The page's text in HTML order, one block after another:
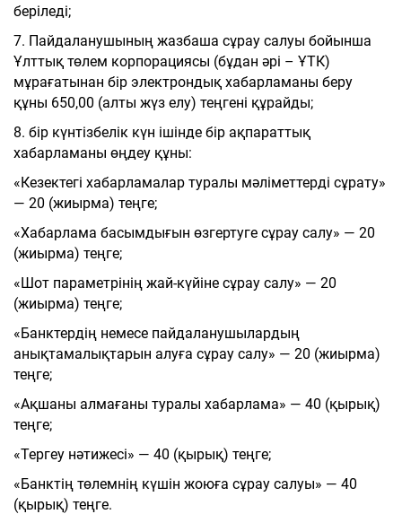
беріледі;
7. Пайдаланушының жазбаша сұрау салуы бойынша
Ұлттық төлем корпорациясы (бұдан әрі – ҰТК)
мұрағатынан бір электрондық хабарламаны беру
құны 650,00 (алты жүз елу) теңгені құрайды;
8. бір күнтізбелік күн ішінде бір ақпараттық
хабарламаны өңдеу құны:
«Кезектегі хабарламалар туралы мәліметтерді сұрату»
— 20 (жиырма) теңге;
«Хабарлама басымдығын өзгертуге сұрау салу» — 20
(жиырма) теңге;
«Шот параметрінің жай-күйіне сұрау салу» — 20
(жиырма) теңге;
«Банктердің немесе пайдаланушылардың
анықтамалықтарын алуға сұрау салу» — 20 (жиырма)
теңге;
«Ақшаны алмағаны туралы хабарлама» — 40 (қырық)
теңге;
«Тергеу нәтижесі» — 40 (қырық) теңге;
«Банктің төлемнің күшін жоюға сұрау салуы» — 40
(қырық) теңге.